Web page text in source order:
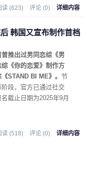
读 (623) 评论 (0) 详细内容
韩国又宣布制作首档
曾推出过男同恋综《男
《你的恋爱》制作方
STAND BI ME》。 节
段，官方已通过社交
截止日期为2025年9月
读 (518) 评论 (0) 详细内容